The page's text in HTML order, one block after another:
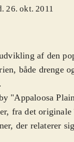
26. okt. 2011
af den
både drenge
"Appaloosa
fra det
der relaterer